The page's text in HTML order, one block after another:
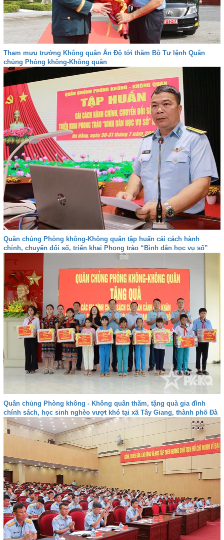
Tham mưu trưởng Không quân Ấn Độ tới thăm Bộ Tư lệnh Quân
chủng Phòng không-Không quân
Quân chủng Phòng không-Không quân tập huấn cải cách hành
chính, chuyển đổi số, triển khai Phong trào “Bình dân học vụ số”
Quân chủng Phòng không - Không quân thăm, tặng quà gia đình
chính sách, học sinh nghèo vượt khó tại xã Tây Giang, thành phố Đà
nẵng